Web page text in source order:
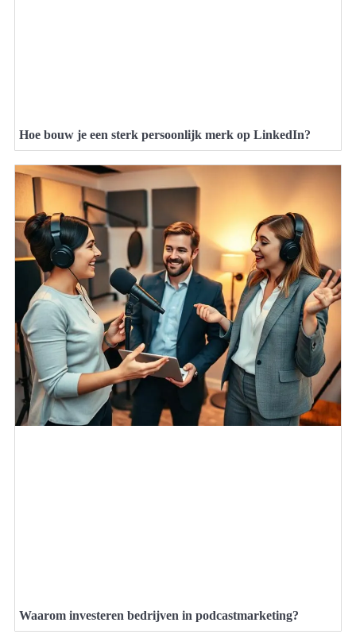
Hoe bouw je een sterk persoonlijk merk op LinkedIn?
Waarom investeren bedrijven in podcastmarketing?